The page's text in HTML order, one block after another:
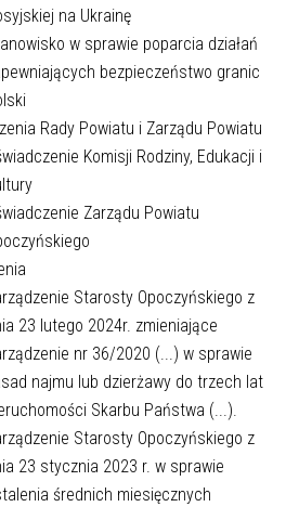
na Ukrainę
w sprawie poparcia działań
bezpieczeństwo granic
Rady Powiatu i Zarządu Powiatu
Komisji Rodziny, Edukacji i
Zarządu Powiatu
Starosty Opoczyńskiego z
23 lutego 2024r. zmieniające
nr 36/2020 (...) w sprawie
najmu lub dzierżawy do trzech lat
Skarbu Państwa (...).
Starosty Opoczyńskiego z
23 stycznia 2023 r. w sprawie
średnich miesięcznych